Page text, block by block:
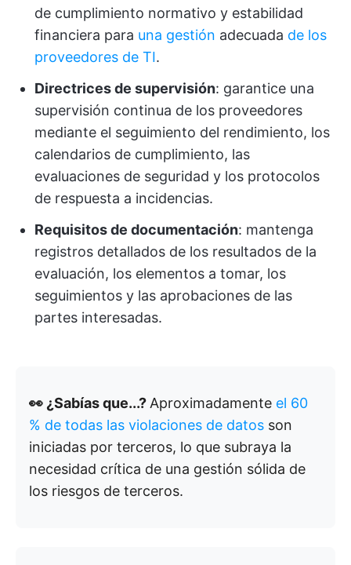
de cumplimiento normativo y estabilidad
financiera para una gestión adecuada de los
proveedores de TI.
Directrices de supervisión: garantice una
supervisión continua de los proveedores
mediante el seguimiento del rendimiento, los
calendarios de cumplimiento, las
evaluaciones de seguridad y los protocolos
de respuesta a incidencias.
Requisitos de documentación: mantenga
registros detallados de los resultados de la
evaluación, los elementos a tomar, los
seguimientos y las aprobaciones de las
partes interesadas.
👀 ¿Sabías que...? Aproximadamente el 60
% de todas las violaciones de datos son
iniciadas por terceros, lo que subraya la
necesidad crítica de una gestión sólida de
los riesgos de terceros.